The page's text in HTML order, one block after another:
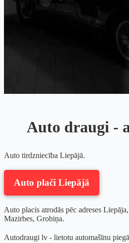
Auto draugi -
Auto tirdzniecība Liepājā.
Auto plači Liepājā
Auto placis atrodās pēc adreses
Mazirbes, Grobiņa.
Autodraugi lv - lietotu automašīnu